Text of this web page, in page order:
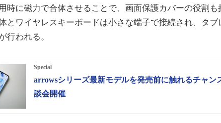
時に磁力で合体させることで、画面保護カバーの役割も
とワイヤレスキーボードは小さな端子で接続され、タブ
行われる。
Special
arrowsシリーズ最新モデルを発売前に触れるチャン
談会開催